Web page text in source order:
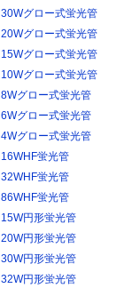
30Wグロー式蛍光管
20Wグロー式蛍光管
15Wグロー式蛍光管
10Wグロー式蛍光管
8Wグロー式蛍光管
6Wグロー式蛍光管
4Wグロー式蛍光管
16WHF蛍光管
32WHF蛍光管
86WHF蛍光管
15W円形蛍光管
20W円形蛍光管
30W円形蛍光管
32W円形蛍光管